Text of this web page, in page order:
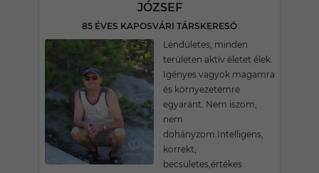
JÓZSEF
85 ÉVES KAPOSVÁRI TÁRSKERESŐ
Lendületes, minden
területen aktív életet élek.
Igényes vagyok magamra
és környezetemre
egyaránt. Nem iszom,
nem
dohányzom.Intelligens,
korrekt,
becsületes,értékes